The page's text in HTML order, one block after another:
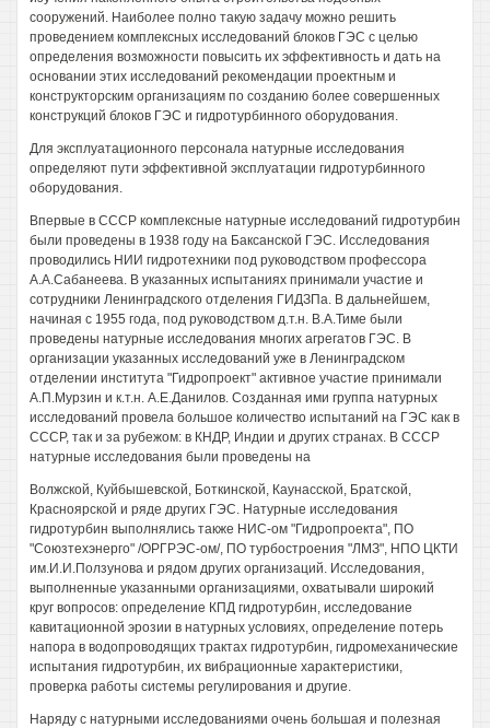
сооружений. Наиболее полно такую задачу можно решить
проведением комплексных исследований блоков ГЭС с целью
определения возможности повысить их эффективность и дать на
основании этих исследований рекомендации проектным и
конструкторским организациям по созданию более совершенных
конструкций блоков ГЭС и гидротурбинного оборудования.
Для эксплуатационного персонала натурные исследования
определяют пути эффективной эксплуатации гидротурбинного
оборудования.
Впервые в СССР комплексные натурные исследований гидротурбин
были проведены в 1938 году на Баксанской ГЭС. Исследования
проводились НИИ гидротехники под руководством профессора
А.А.Сабанеева. В указанных испытаниях принимали участие и
сотрудники Ленинградского отделения ГИДЗПа. В дальнейшем,
начиная с 1955 года, под руководством д.т.н. В.А.Тиме были
проведены натурные исследования многих агрегатов ГЭС. В
организации указанных исследований уже в Ленинградском
отделении института "Гидропроект" активное участие принимали
А.П.Мурзин и к.т.н. А.Е.Данилов. Созданная ими группа натурных
исследований провела большое количество испытаний на ГЭС как в
СССР, так и за рубежом: в КНДР, Индии и других странах. В СССР
натурные исследования были проведены на
Волжской, Куйбышевской, Боткинской, Каунасской, Братской,
Красноярской и ряде других ГЭС. Натурные исследования
гидротурбин выполнялись также НИС-ом "Гидропроекта", ПО
"Союзтехэнерго" /ОРГРЭС-ом/, ПО турбостроения "ЛМЗ", НПО ЦКТИ
им.И.И.Ползунова и рядом других организаций. Исследования,
выполненные указанными организациями, охватывали широкий
круг вопросов: определение КПД гидротурбин, исследование
кавитационной эрозии в натурных условиях, определение потерь
напора в водопроводящих трактах гидротурбин, гидромеханические
испытания гидротурбин, их вибрационные характеристики,
проверка работы системы регулирования и другие.
Наряду с натурными исследованиями очень большая и полезная